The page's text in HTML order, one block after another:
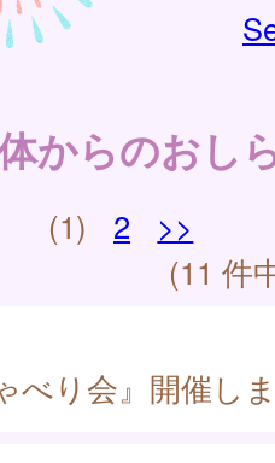
からのおし
(1) 2
>>
(11 件
べり会』開催し